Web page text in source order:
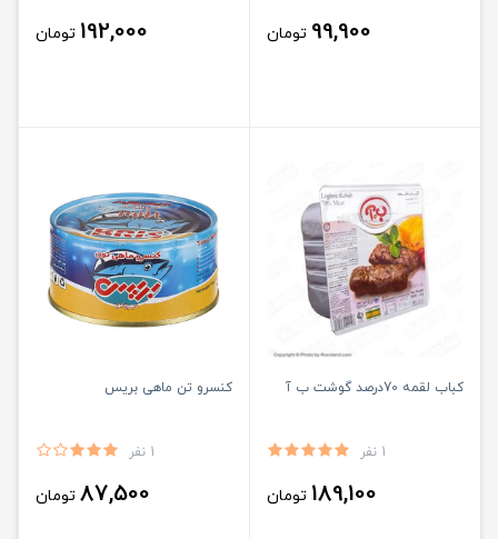
99,900 تومان 192,000 تومان
کباب لقمه 70درصد گوشت ب آ
1 نفر
189,100 تومان
کنسرو تن ماهی بریس
1 نفر
87,500 تومان